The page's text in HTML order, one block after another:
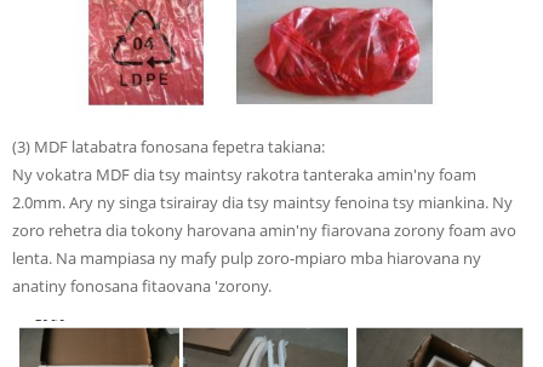
(3) MDF latabatra fonosana fepetra takiana:
Ny vokatra MDF dia tsy maintsy rakotra tanteraka amin'ny foam
2.0mm. Ary ny singa tsirairay dia tsy maintsy fenoina tsy miankina. Ny
zoro rehetra dia tokony harovana amin'ny fiarovana zorony foam avo
lenta. Na mampiasa ny mafy pulp zoro-mpiaro mba hiarovana ny
anatiny fonosana fitaovana 'zorony.